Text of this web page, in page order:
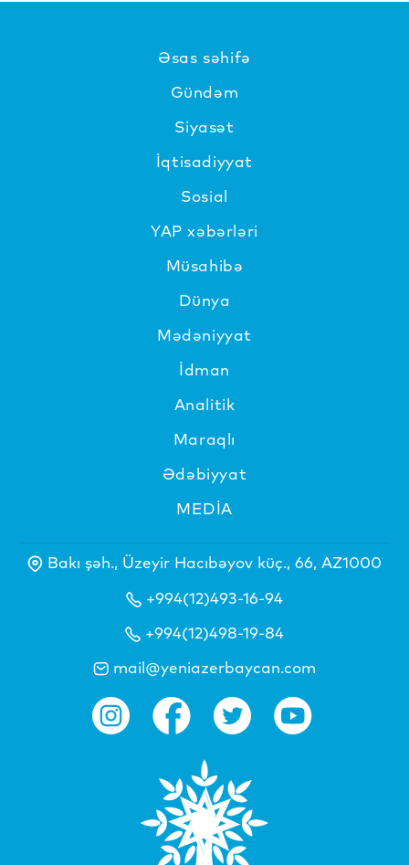
Əsas səhifə
Gündəm
Siyasət
İqtisadiyyat
Sosial
YAP xəbərləri
Müsahibə
Dünya
Mədəniyyat
İdman
Analitik
Maraqlı
Ədəbiyyat
MEDİA
Bakı şəh., Üzeyir Hacıbəyov küç., 66, AZ1000
+994(12)493-16-94
+994(12)498-19-84
mail@yeniazerbaycan.com